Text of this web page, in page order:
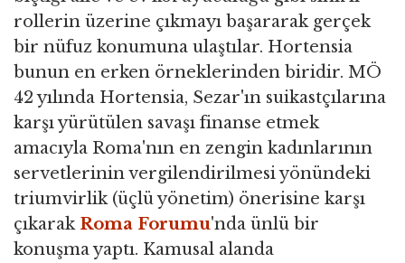
rollerin üzerine çıkmayı başararak gerçek
bir nüfuz konumuna ulaştılar. Hortensia
bunun en erken örneklerinden biridir. MÖ
42 yılında Hortensia, Sezar'ın suikastçılarına
karşı yürütülen savaşı finanse etmek
amacıyla Roma'nın en zengin kadınlarının
servetlerinin vergilendirilmesi yönündeki
triumvirlik (üçlü yönetim) önerisine karşı
çıkarak Roma Forumu'nda ünlü bir
konuşma yaptı. Kamusal alanda